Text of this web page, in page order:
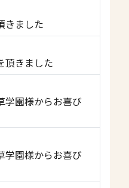
きました
頂きました
園様からお喜び
園様からお喜び